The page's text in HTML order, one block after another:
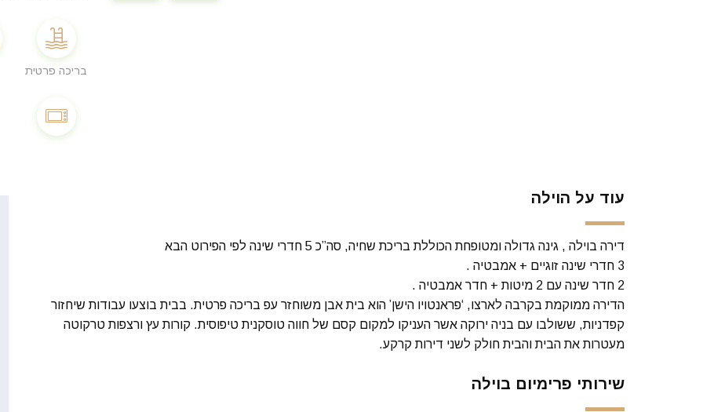
בריכה פרטית
עוד על הוילה
דירה בוילה , גינה גדולה ומטופחת הכוללת בריכת שחיה, סה”כ 5 חדרי שינה לפי הפירוט הבא
3 חדרי שינה זוגיים + אמבטיה .
2 חדר שינה עם 2 מיטות + חדר אמבטיה .
הדירה ממוקמת בקרבה לארצו, ‘פראנטויו הישן’ הוא בית אבן משוחזר עפ בריכה פרטית. בבית בוצעו עבודות שיחזור
קפדניות, ששולבו עם בניה ירוקה אשר העניקו למקום קסם של חווה טוסקנית טיפוסית. קורות עץ ורצפות טרקוטה
מעטרות את הבית והבית חולק לשני דירות קרקע.
שירותי פרימיום בוילה